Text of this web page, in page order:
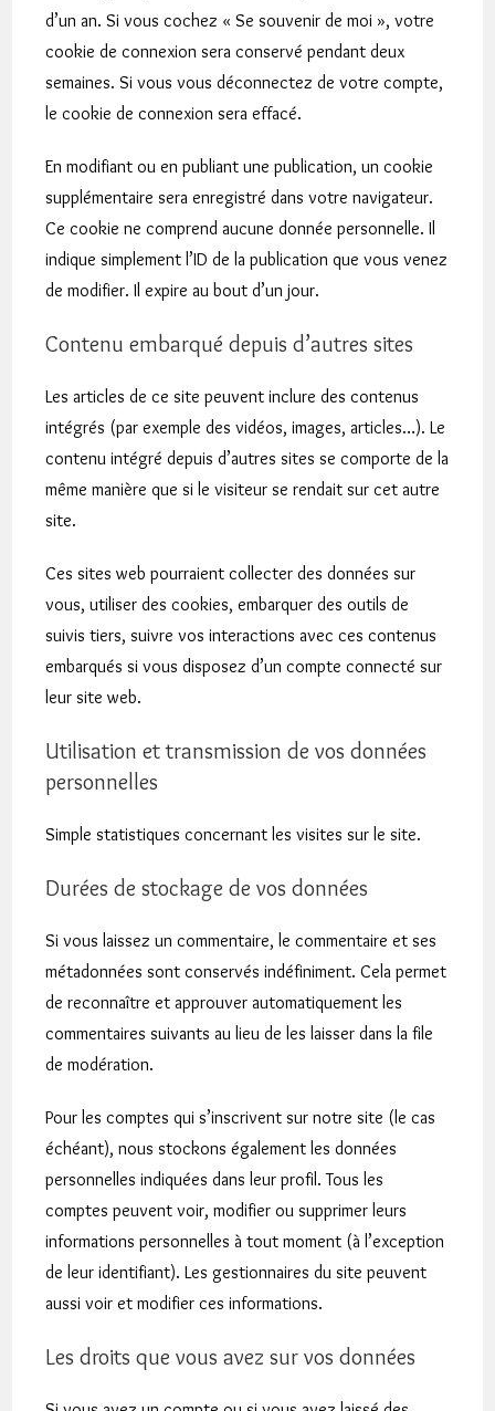
d’un an. Si vous cochez « Se souvenir de moi », votre
cookie de connexion sera conservé pendant deux
semaines. Si vous vous déconnectez de votre compte,
le cookie de connexion sera effacé.
En modifiant ou en publiant une publication, un cookie
supplémentaire sera enregistré dans votre navigateur.
Ce cookie ne comprend aucune donnée personnelle. Il
indique simplement l’ID de la publication que vous venez
de modifier. Il expire au bout d’un jour.
Contenu embarqué depuis d’autres sites
Les articles de ce site peuvent inclure des contenus
intégrés (par exemple des vidéos, images, articles…). Le
contenu intégré depuis d’autres sites se comporte de la
même manière que si le visiteur se rendait sur cet autre
site.
Ces sites web pourraient collecter des données sur
vous, utiliser des cookies, embarquer des outils de
suivis tiers, suivre vos interactions avec ces contenus
embarqués si vous disposez d’un compte connecté sur
leur site web.
Utilisation et transmission de vos données
personnelles
Simple statistiques concernant les visites sur le site.
Durées de stockage de vos données
Si vous laissez un commentaire, le commentaire et ses
métadonnées sont conservés indéfiniment. Cela permet
de reconnaître et approuver automatiquement les
commentaires suivants au lieu de les laisser dans la file
de modération.
Pour les comptes qui s’inscrivent sur notre site (le cas
échéant), nous stockons également les données
personnelles indiquées dans leur profil. Tous les
comptes peuvent voir, modifier ou supprimer leurs
informations personnelles à tout moment (à l’exception
de leur identifiant). Les gestionnaires du site peuvent
aussi voir et modifier ces informations.
Les droits que vous avez sur vos données